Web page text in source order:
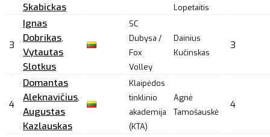
Skabickas
Lopetaitis
3
Ignas
Dobrikas,
Vytautas
Slotkus
SC
Dubysa /
Fox
Volley
Dainius
Kučinskas
3
4
Domantas
Aleknavičius,
Augustas
Kazlauskas
Klaipėdos
tinklinio
akademija
(KTA)
Agnė
Tamošauskė
4